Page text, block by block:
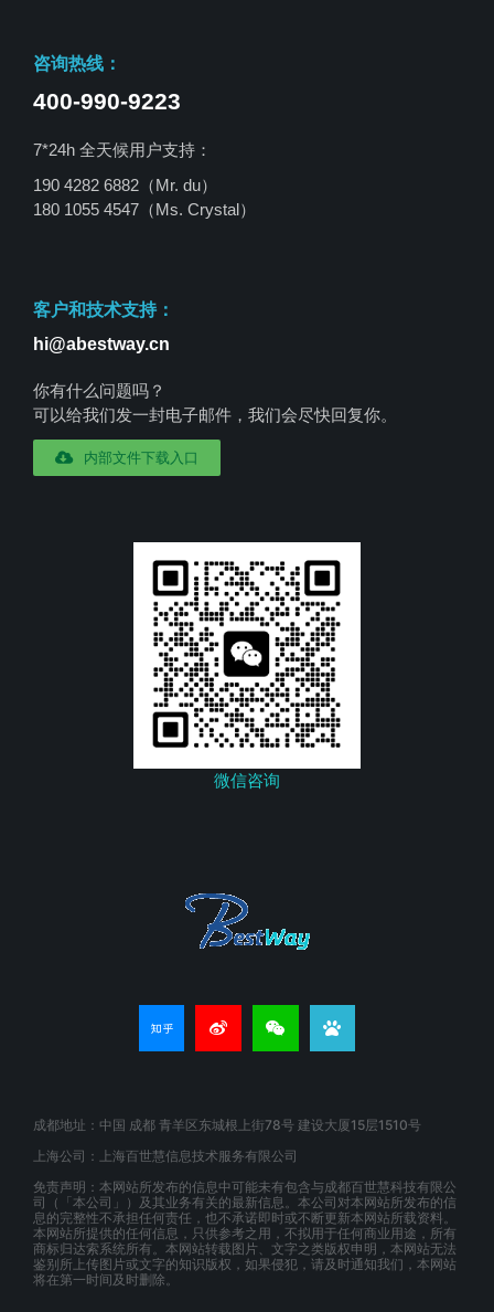
咨询热线：
400-990-9223
7*24h 全天候用户支持：
190 4282 6882（Mr. du）
180 1055 4547 （Ms. Crystal）
客户和技术支持：
hi@abestway.cn
你有什么问题吗？
可以给我们发一封电子邮件，我们会尽快回复你。
内部文件下载入口
微信咨询
成都地址：中国 成都 青羊区东城根上街78号 建设大厦15层1510号
上海公司：上海百世慧信息技术服务有限公司
免责声明：本网站所发布的信息中可能未有包含与成都百世慧科技有限公
司（「本公司」）及其业务有关的最新信息。本公司对本网站所发布的信
息的完整性不承担任何责任，也不承诺即时或不断更新本网站所载资料。
本网站所提供的任何信息，只供参考之用，不拟用于任何商业用途，所有
商标归达索系统所有。本网站转载图片、文字之类版权申明，本网站无法
鉴别所上传图片或文字的知识版权，如果侵犯，请及时通知我们，本网站
将在第一时间及时删除。